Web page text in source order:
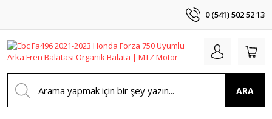
0 (541) 502 52 13
ARA